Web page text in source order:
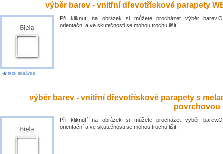
výběr barev - vnitřní dřevotřískové parapety
Při kliknutí na obrázek si můžete procházet výběr
orientační a ve skutečnosti se mohou trochu lišit.
výběr barev - vnitřní dřevotřískové parapety s
povrchovou
Při kliknutí na obrázek si můžete procházet výběr
orientační a ve skutečnosti se mohou trochu lišit.